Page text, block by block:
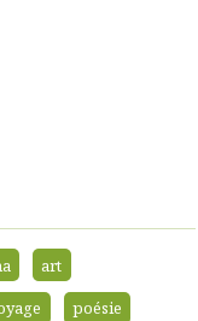
art
poésie